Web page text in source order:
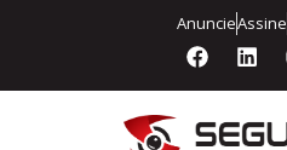
AnuncieAssine